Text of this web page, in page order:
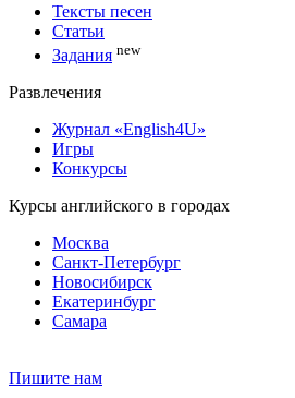
Тексты песен
Статьи
Задания new
Развлечения
Журнал «English4U»
Игры
Конкурсы
Курсы английского в городах
Москва
Санкт-Петербург
Новосибирск
Екатеринбург
Самара
Пишите нам